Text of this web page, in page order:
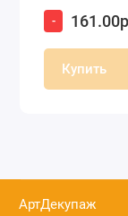
-
Купить
АртДекупаж